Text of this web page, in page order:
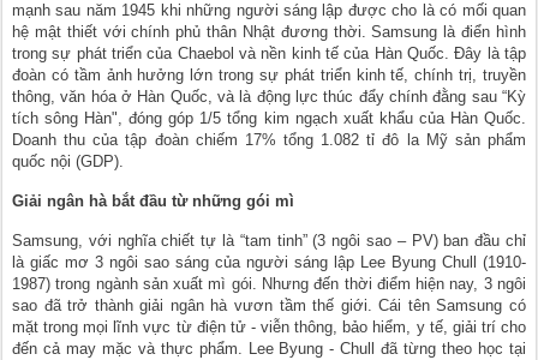
mạnh sau năm 1945 khi những người sáng lập được cho là có mối quan
hệ mật thiết với chính phủ thân Nhật đương thời. Samsung là điển hình
trong sự phát triển của Chaebol và nền kinh tế của Hàn Quốc. Đây là tập
đoàn có tầm ảnh hưởng lớn trong sự phát triển kinh tế, chính trị, truyền
thông, văn hóa ở Hàn Quốc, và là động lực thúc đẩy chính đằng sau “Kỳ
tích sông Hàn", đóng góp 1/5 tổng kim ngạch xuất khẩu của Hàn Quốc.
Doanh thu của tập đoàn chiếm 17% tổng 1.082 tỉ đô la Mỹ sản phẩm
quốc nội (GDP).
Giải ngân hà bắt đầu từ những gói mì
Samsung, với nghĩa chiết tự là “tam tinh” (3 ngôi sao – PV) ban đầu chỉ
là giấc mơ 3 ngôi sao sáng của người sáng lập Lee Byung Chull (1910-
1987) trong ngành sản xuất mì gói. Nhưng đến thời điểm hiện nay, 3 ngôi
sao đã trở thành giải ngân hà vươn tầm thế giới. Cái tên Samsung có
mặt trong mọi lĩnh vực từ điện tử - viễn thông, bảo hiểm, y tế, giải trí cho
đến cả may mặc và thực phẩm. Lee Byung - Chull đã từng theo học tại